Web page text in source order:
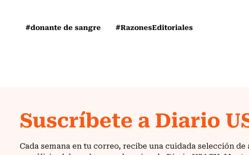
#donante de sangre #RazonesEditoriales